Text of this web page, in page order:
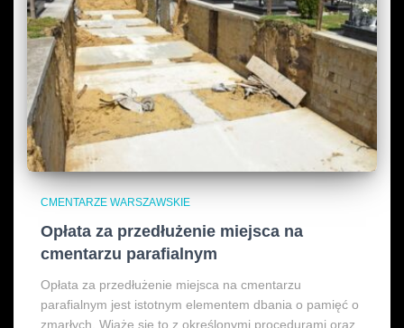
CMENTARZE WARSZAWSKIE
Opłata za przedłużenie miejsca na
cmentarzu parafialnym
Opłata za przedłużenie miejsca na cmentarzu
parafialnym jest istotnym elementem dbania o pamięć o
zmarłych. Wiąże się to z określonymi procedurami oraz